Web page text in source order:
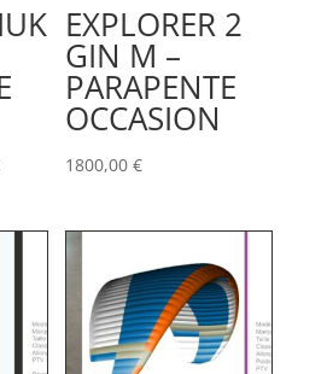
EXPLORER 2
GIN M –
PARAPENTE
OCCASION
1800,00€